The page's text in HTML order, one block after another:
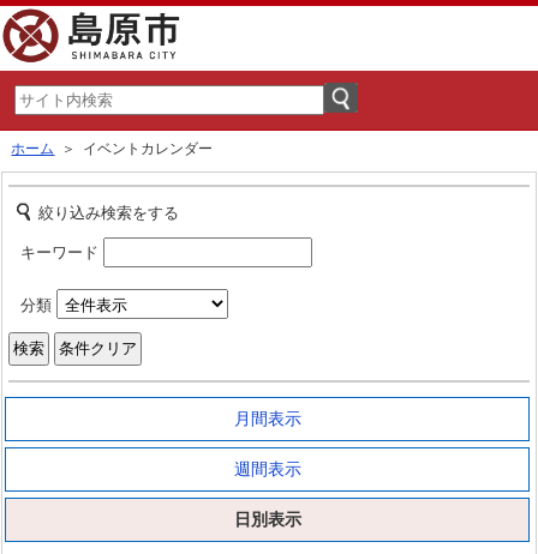
ホーム ＞ イベントカレンダー
絞り込み検索をする
キーワード
分類
月間表示
週間表示
日別表示